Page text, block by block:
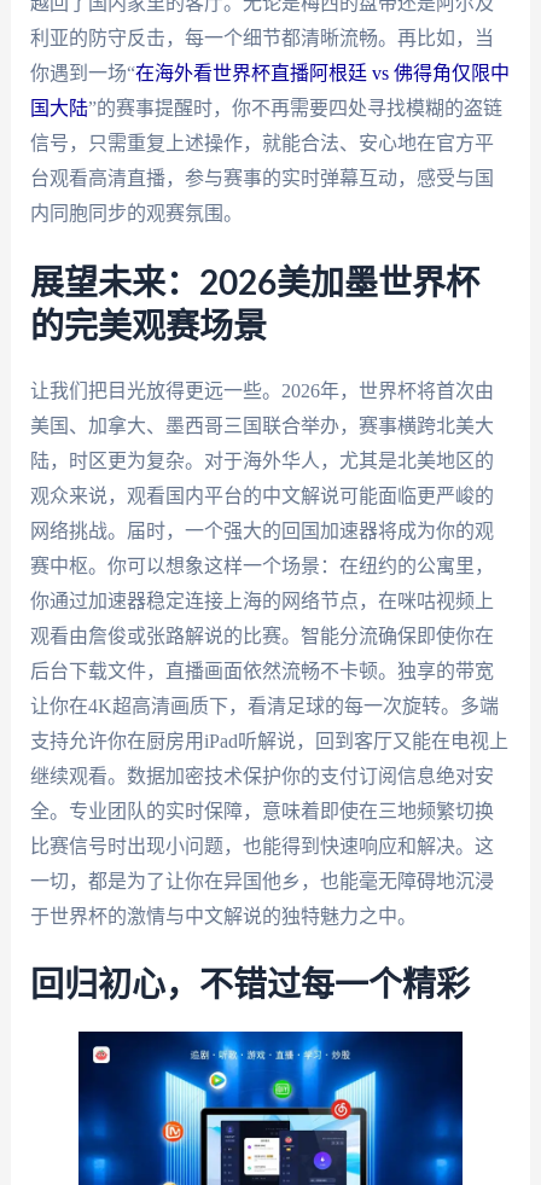
利亚的防守反击，每一个细节都清晰流畅。再比如，当
你遇到一场“在海外看世界杯直播阿根廷 vs 佛得角仅限中
国大陆”的赛事提醒时，你不再需要四处寻找模糊的盗链
信号，只需重复上述操作，就能合法、安心地在官方平
台观看高清直播，参与赛事的实时弹幕互动，感受与国
内同胞同步的观赛氛围。
展望未来：2026美加墨世界杯
的完美观赛场景
让我们把目光放得更远一些。2026年，世界杯将首次由
美国、加拿大、墨西哥三国联合举办，赛事横跨北美大
陆，时区更为复杂。对于海外华人，尤其是北美地区的
观众来说，观看国内平台的中文解说可能面临更严峻的
网络挑战。届时，一个强大的回国加速器将成为你的观
赛中枢。你可以想象这样一个场景：在纽约的公寓里，
你通过加速器稳定连接上海的网络节点，在咪咕视频上
观看由詹俊或张路解说的比赛。智能分流确保即使你在
后台下载文件，直播画面依然流畅不卡顿。独享的带宽
让你在4K超高清画质下，看清足球的每一次旋转。多端
支持允许你在厨房用iPad听解说，回到客厅又能在电视上
继续观看。数据加密技术保护你的支付订阅信息绝对安
全。专业团队的实时保障，意味着即使在三地频繁切换
比赛信号时出现小问题，也能得到快速响应和解决。这
一切，都是为了让你在异国他乡，也能毫无障碍地沉浸
于世界杯的激情与中文解说的独特魅力之中。
回归初心，不错过每一个精彩